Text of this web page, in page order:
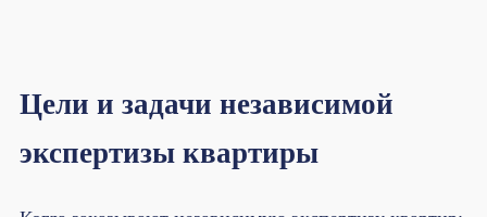
Цели и задачи независимой
экспертизы квартиры